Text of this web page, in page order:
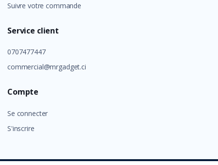
Suivre votre commande
Service client
0707477447
commercial@mrgadget.ci
Compte
Se connecter
S'inscrire